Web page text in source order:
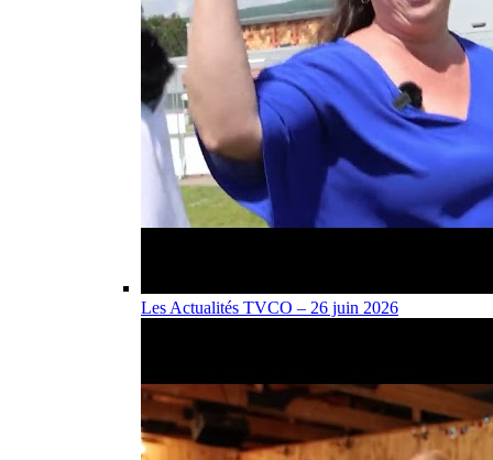
Les Actualités TVCO – 26 juin 2026